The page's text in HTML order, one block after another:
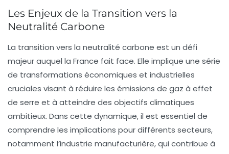
Les Enjeux de la Transition vers la
Neutralité Carbone
La transition vers la neutralité carbone est un défi
majeur auquel la France fait face. Elle implique une série
de transformations économiques et industrielles
cruciales visant à réduire les émissions de gaz à effet
de serre et à atteindre des objectifs climatiques
ambitieux. Dans cette dynamique, il est essentiel de
comprendre les implications pour différents secteurs,
notamment l’industrie manufacturière, qui contribue à